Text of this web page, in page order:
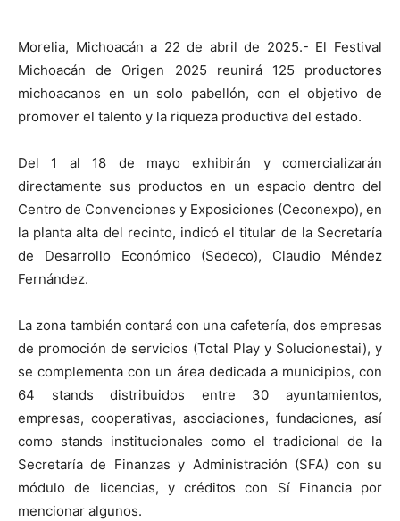
Morelia, Michoacán a 22 de abril de 2025.- El Festival
Michoacán de Origen 2025 reunirá 125 productores
michoacanos en un solo pabellón, con el objetivo de
promover el talento y la riqueza productiva del estado.
Del 1 al 18 de mayo exhibirán y comercializarán
directamente sus productos en un espacio dentro del
Centro de Convenciones y Exposiciones (Ceconexpo), en
la planta alta del recinto, indicó el titular de la Secretaría
de Desarrollo Económico (Sedeco), Claudio Méndez
Fernández.
La zona también contará con una cafetería, dos empresas
de promoción de servicios (Total Play y Solucionestai), y
se complementa con un área dedicada a municipios, con
64 stands distribuidos entre 30 ayuntamientos,
empresas, cooperativas, asociaciones, fundaciones, así
como stands institucionales como el tradicional de la
Secretaría de Finanzas y Administración (SFA) con su
módulo de licencias, y créditos con Sí Financia por
mencionar algunos.